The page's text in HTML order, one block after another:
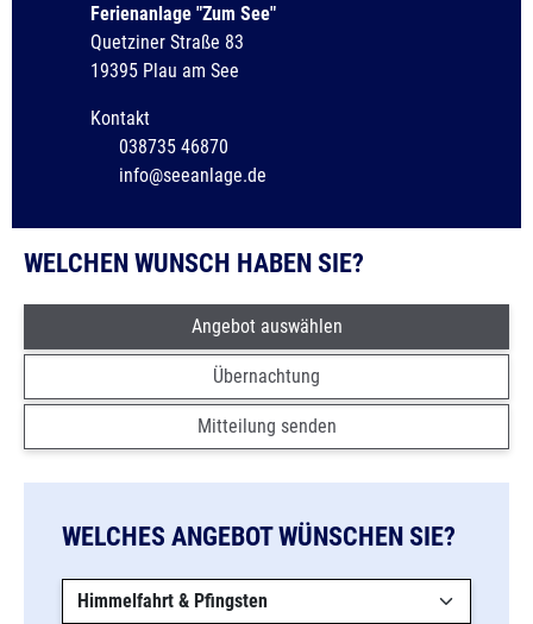
Ferienanlage "Zum See"
Quetziner Straße 83
19395 Plau am See
Kontakt
Telefonnummer
038735 46870
E-Mail-Adresse
info@seeanlage.de
WELCHEN WUNSCH HABEN SIE?
Angebot auswählen
Übernachtung
Mitteilung senden
WELCHES ANGEBOT WÜNSCHEN SIE?